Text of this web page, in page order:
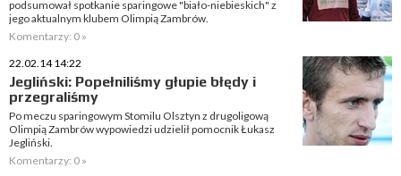
podsumował spotkanie sparingowe "biało-niebieskich" z
jego aktualnym klubem Olimpią Zambrów.
Komentarzy: 0 »
22.02.14 14:22
Jegliński: Popełniliśmy głupie błędy i
przegraliśmy
Po meczu sparingowym Stomilu Olsztyn z drugoligową
Olimpią Zambrów wypowiedzi udzielił pomocnik Łukasz
Jegliński.
Komentarzy: 0 »